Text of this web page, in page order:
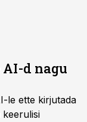
d nagu
le ette kirjutada
keerulisi